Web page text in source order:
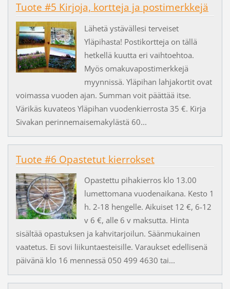
Tuote #5 Kirjoja, kortteja ja postimerkkejä
Lähetä ystävällesi terveiset
Yläpihasta! Postikortteja on tällä
hetkellä kuutta eri vaihtoehtoa.
Myös omakuvapostimerkkejä
myynnissä. Yläpihan lahjakortit ovat
voimassa vuoden ajan. Summan voit päättää itse.
Värikäs kuvateos Yläpihan vuodenkierrosta 35 €. Kirja
Sivakan perinnemaisemakylästä 60...
Tuote #6 Opastetut kierrokset
Opastettu pihakierros klo 13.00
lumettomana vuodenaikana. Kesto 1
h. 2-18 hengelle. Aikuiset 12 €, 6-12
v 6 €, alle 6 v maksutta. Hinta
sisältää opastuksen ja kahvitarjoilun. Säänmukainen
vaatetus. Ei sovi liikuntaesteisille. Varaukset edellisenä
päivänä klo 16 mennessä 050 499 4630 tai...